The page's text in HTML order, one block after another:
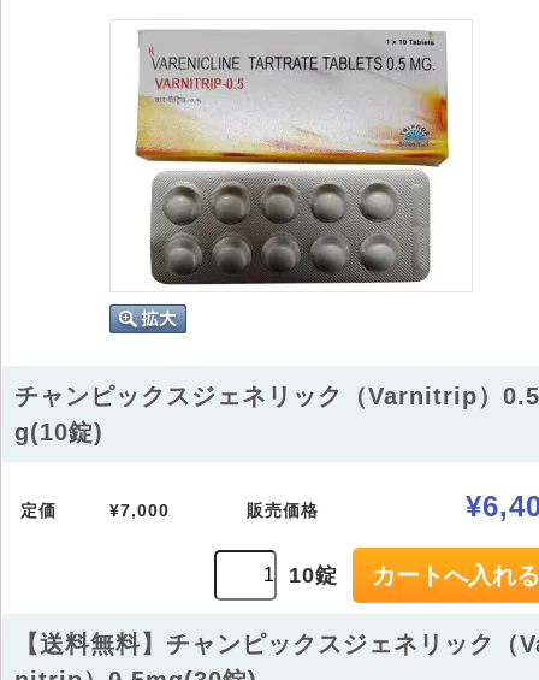
チャンピックスジェネリック（Varnitrip）
g(10錠)
定価 ¥7,000 販売価格
10錠
【送料無料】チャンピックスジェネリック（